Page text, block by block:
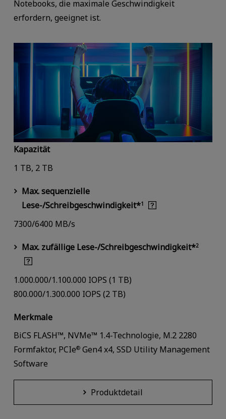
Notebooks, die maximale Geschwindigkeit
erfordern, geeignet ist.
Kapazität
1 TB, 2 TB
Max. sequenzielle
Lese-/Schreibgeschwindigkeit*1
7300/6400 MB/s
Max. zufällige Lese-/Schreibgeschwindigkeit*2
1.000.000/1.100.000 IOPS (1 TB)
800.000/1.300.000 IOPS (2 TB)
Merkmale
BiCS FLASH™, NVMe™ 1.4-Technologie, M.2 2280
Formfaktor, PCIe®Gen4 x4, SSD Utility Management
Software
Produktdetail